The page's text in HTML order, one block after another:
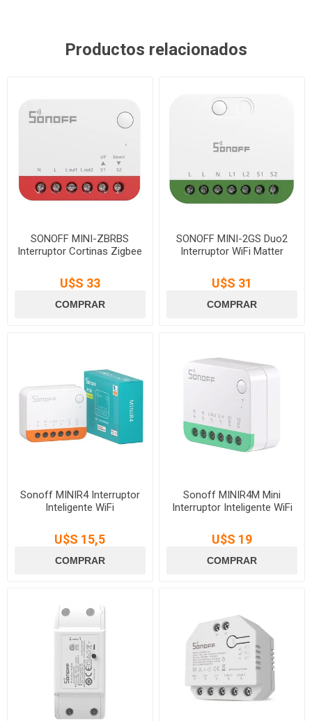
Productos relacionados
SONOFF MINI-ZBRBS
Interruptor Cortinas Zigbee
U$S 33
SONOFF MINI-2GS Duo2
Interruptor WiFi Matter
U$S 31
Sonoff MINIR4 Interruptor
Inteligente WiFi
U$S 15,5
Sonoff MINIR4M Mini
Interruptor Inteligente WiFi
U$S 19